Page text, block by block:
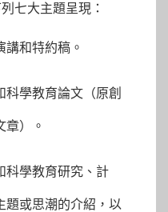
七大主題呈現：
講和特約稿。
科學教育論文（原創
章）。
科學教育研究、計
題或思潮的介紹，以